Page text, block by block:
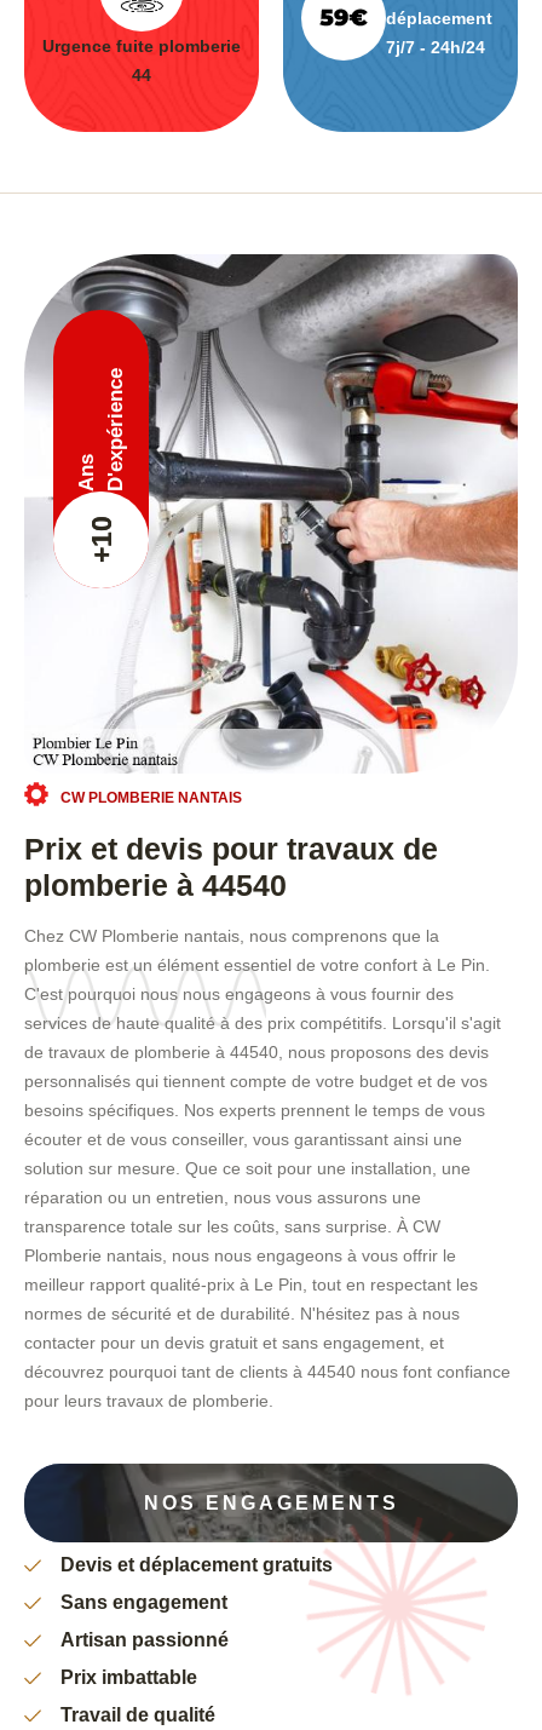
Urgence fuite plomberie
44
déplacement
7j/7 - 24h/24
+10
Ans D'expérience
CW PLOMBERIE NANTAIS
Prix et devis pour travaux de
plomberie à 44540
Chez CW Plomberie nantais, nous comprenons que la
plomberie est un élément essentiel de votre confort à Le Pin.
C'est pourquoi nous nous engageons à vous fournir des
services de haute qualité à des prix compétitifs. Lorsqu'il s'agit
de travaux de plomberie à 44540, nous proposons des devis
personnalisés qui tiennent compte de votre budget et de vos
besoins spécifiques. Nos experts prennent le temps de vous
écouter et de vous conseiller, vous garantissant ainsi une
solution sur mesure. Que ce soit pour une installation, une
réparation ou un entretien, nous vous assurons une
transparence totale sur les coûts, sans surprise. À CW
Plomberie nantais, nous nous engageons à vous offrir le
meilleur rapport qualité-prix à Le Pin, tout en respectant les
normes de sécurité et de durabilité. N'hésitez pas à nous
contacter pour un devis gratuit et sans engagement, et
découvrez pourquoi tant de clients à 44540 nous font confiance
pour leurs travaux de plomberie.
NOS ENGAGEMENTS
Devis et déplacement gratuits
Sans engagement
Artisan passionné
Prix imbattable
Travail de qualité